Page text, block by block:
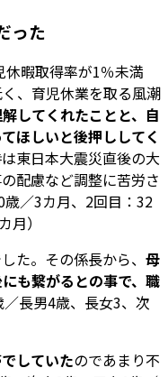
った
休暇取得率が1％未満
、育児休業を取る風潮
してくれたことと、自
ほしいと後押ししてく
東日本大震災直後の大
配慮など調整に苦労さ
／3カ月、2回目：32
）
た。その係長から、 母
も繋がるとの事で、職
／長男4歳、長女3、次
していたのであまり不